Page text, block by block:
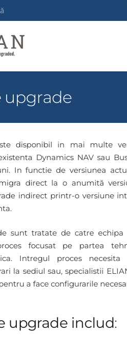
upgrade
disponibil in mai multe
Dynamics NAV sau
In functie de versiunea
direct la o anumită
indirect printr-o versiune
sunt tratate de catre
focusat pe partea
Intregul proces
la sediul sau, specialistii
a face configurarile
upgrade includ: